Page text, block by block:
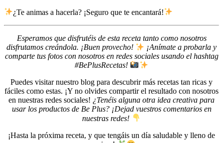
¿Te animas a hacerla? ¡Seguro que te encantará!
Esperamos que disfrutéis de esta receta tanto como nosotros
disfrutamos creándola. ¡Buen provecho!
¡Anímate a probarla y
comparte tus fotos con nosotros en redes sociales usando el hashtag
#BePlusRecetas!
Puedes visitar nuestro blog para descubrir más recetas tan ricas y
fáciles como estas. ¡Y no olvides compartir el resultado con nosotros
en nuestras redes sociales! ¿Tenéis alguna otra idea creativa para
usar los productos de Be Plus? ¡Dejad vuestros comentarios en
nuestras redes!
¡Hasta la próxima receta, y que tengáis un día saludable y lleno de